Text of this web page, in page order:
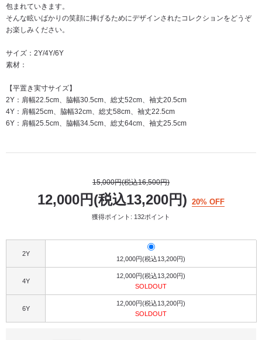
包まれていきます。
そんな眩いばかりの笑顔に捧げるためにデザインされたコレクションをどうぞ
お楽しみください。
サイズ：2Y/4Y/6Y
素材：
【平置き実寸サイズ】
2Y：肩幅22.5cm、脇幅30.5cm、総丈52cm、袖丈20.5cm
4Y：肩幅25cm、脇幅32cm、総丈58cm、袖丈22.5cm
6Y：肩幅25.5cm、脇幅34.5cm、総丈64cm、袖丈25.5cm
15,000円(税込16,500円)
12,000円(税込13,200円) 20% OFF
獲得ポイント: 132ポイント
2Y
12,000円(税込13,200円)
4Y
12,000円(税込13,200円)
SOLDOUT
6Y
12,000円(税込13,200円)
SOLDOUT